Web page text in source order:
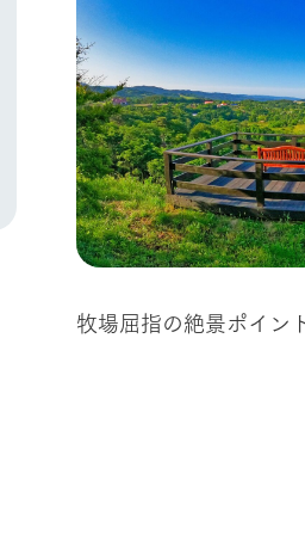
牧場屈指の絶景ポイン